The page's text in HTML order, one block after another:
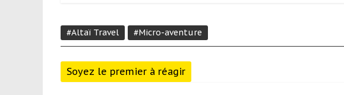
#Altaï Travel #Micro-aventure
Soyez le premier à réagir